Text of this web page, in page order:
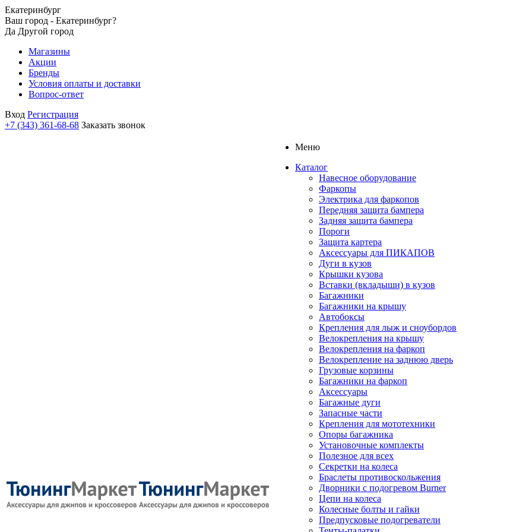
Екатеринбург
Ваш город - Екатеринбург?
Да Другой город
Магазины
Акции
Бренды
Условия оплаты и доставки
Вопрос-ответ
Вход Регистрация
+7 (343) 361-68-68 Заказать звонок
Меню
Каталог
Навесное оборудование
Фаркопы
Электрика для фаркопов
Передняя защита бампера
Задняя защита бампера
Пороги
Защита картера
Аксессуары для ПИКАПОВ
Дуги в кузов
Крышки кузова
Вставки (вкладыши) в кузов
Багажники
Багажники на крышу
Автобоксы
Крепления для лыж и сноубордов
Велокрепления на крышу
Велокрепления на фаркоп
Велокрепление на заднюю дверь
Грузовые корзины
Багажники на фаркоп
Аксессуары
Багажные дуги
Запасные части
Крепления для мототехники
Опоры багажника
Установочные комплекты
Полезное для всех
Секретки на колеса
Браслеты противоскольжения
Дворники с подогревом Burner
Цепи на колеса
Колесные болты и гайки
Предпусковые подогреватели